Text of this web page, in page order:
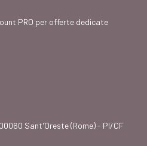
PRO per offerte dedicate
Sant'Oreste (Rome) - PI/CF